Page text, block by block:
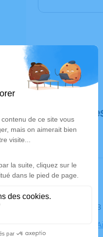
Déroulé
Le mardi
Église de